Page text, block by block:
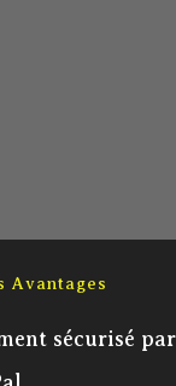
Avantages
sécurisé